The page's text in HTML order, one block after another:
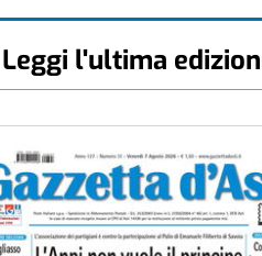
Leggi l'ultima